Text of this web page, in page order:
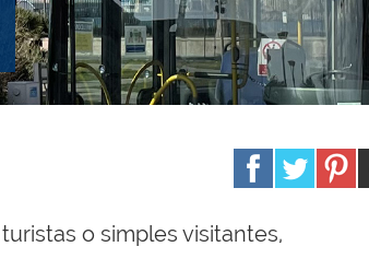
o simples visitantes,